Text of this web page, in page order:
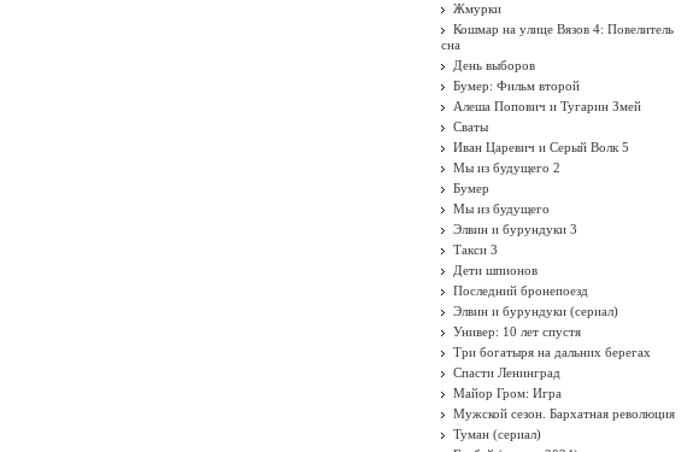
Жмурки
Кошмар на улице Вязов 4: Повелитель
сна
День выборов
Бумер: Фильм второй
Алеша Попович и Тугарин Змей
Сваты
Иван Царевич и Серый Волк 5
Мы из будущего 2
Бумер
Мы из будущего
Элвин и бурундуки 3
Такси 3
Дети шпионов
Последний бронепоезд
Элвин и бурундуки (сериал)
Универ: 10 лет спустя
Три богатыря на дальних берегах
Спасти Ленинград
Майор Гром: Игра
Мужской сезон. Бархатная революция
Туман (сериал)